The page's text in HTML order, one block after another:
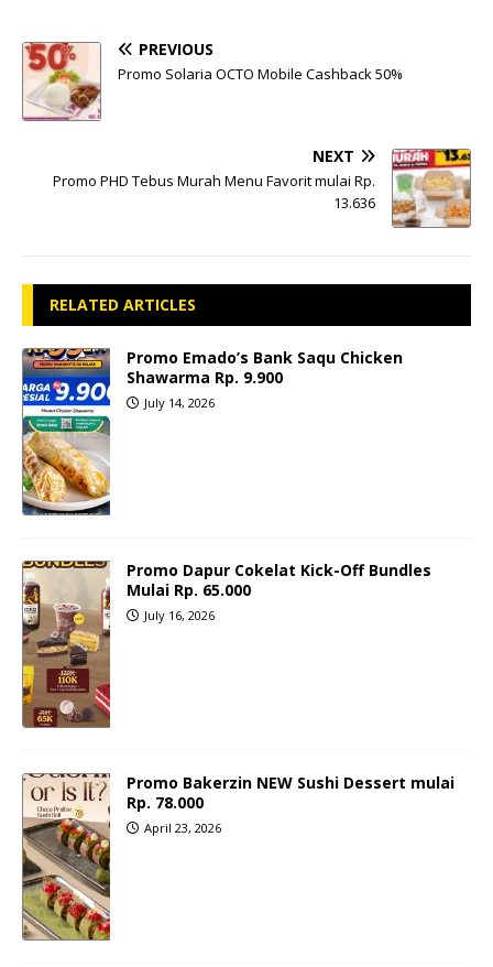
PREVIOUS
Promo Solaria OCTO Mobile Cashback 50%
NEXT
Promo PHD Tebus Murah Menu Favorit mulai Rp.
13.636
RELATED ARTICLES
Promo Emado’s Bank Saqu Chicken
Shawarma Rp. 9.900
July 14, 2026
Promo Dapur Cokelat Kick-Off Bundles
Mulai Rp. 65.000
July 16, 2026
Promo Bakerzin NEW Sushi Dessert mulai
Rp. 78.000
April 23, 2026